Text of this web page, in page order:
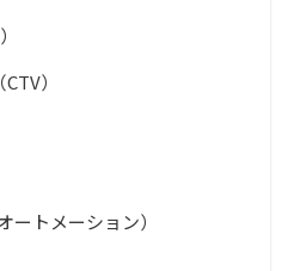
）
ートメーション）